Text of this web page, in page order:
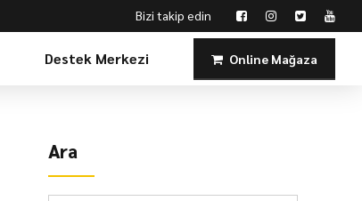
Bizi takip edin
Online Mağaza
Destek Merkezi
Ara